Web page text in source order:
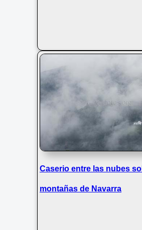
Caserio entre las nubes
montañas de Navarra